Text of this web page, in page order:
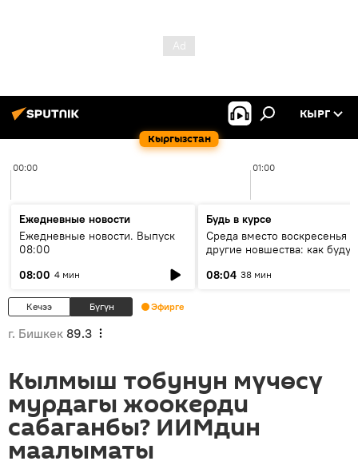
Кыргызстан
КЫРГ
00:00 01:00
Ежедневные новости
Ежедневные новости. Выпуск
08:00
08:00 4 мин
Будь в курсе
Среда вместо воскресенья и
другие новшества: как будут
08:04 38 мин
Кечээ Бүгүн Эфирге
г. Бишкек 89.3
Кылмыш тобунун мүчөсү
мурдагы жоокерди
сабаганбы? ИИМдин
маалыматы